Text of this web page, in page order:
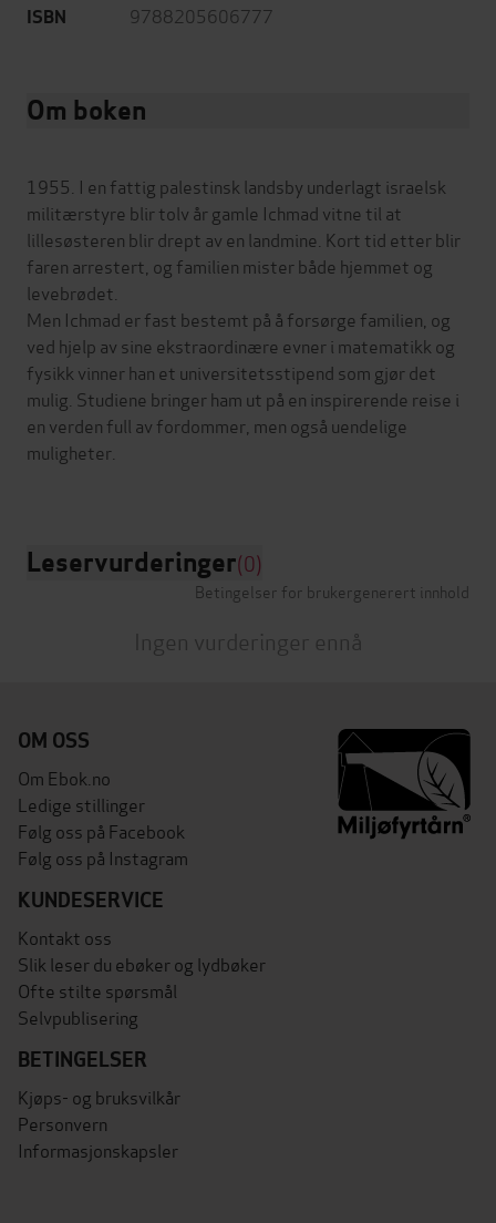
ISBN 9788205606777
Om boken
1955. I en fattig palestinsk landsby underlagt israelsk
militærstyre blir tolv år gamle Ichmad vitne til at
lillesøsteren blir drept av en landmine. Kort tid etter blir
faren arrestert, og familien mister både hjemmet og
levebrødet.
Men Ichmad er fast bestemt på å forsørge familien, og
ved hjelp av sine ekstraordinære evner i matematikk og
fysikk vinner han et universitetsstipend som gjør det
mulig. Studiene bringer ham ut på en inspirerende reise i
en verden full av fordommer, men også uendelige
muligheter.
Leservurderinger(0)
Betingelser for brukergenerert innhold
Ingen vurderinger ennå
OM OSS
Om Ebok.no
Ledige stillinger
Følg oss på Facebook
Følg oss på Instagram
KUNDESERVICE
Kontakt oss
Slik leser du ebøker og lydbøker
Ofte stilte spørsmål
Selvpublisering
BETINGELSER
Kjøps- og bruksvilkår
Personvern
Informasjonskapsler